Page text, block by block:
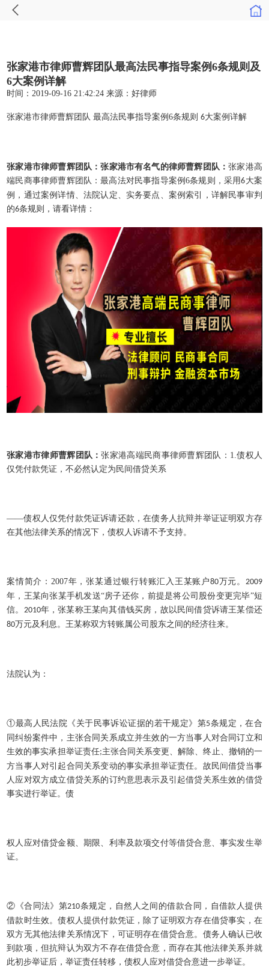
张家港市律师曹辉团队最高法民事指导案例6条规则及
6大案例详解
时间：2019-09-16 21:42:24 来源：好律师
张家港市律师曹辉团队 最高法民事指导案例6条规则6大案例详解
张家港市律师曹辉团队：张家港市有名气的律师曹辉团队：张家港高
端民商事律师曹辉团队：最高法对民事指导案例6条规则，采用6大案
例，通过案例详情、法院认定、实务要点、案例索引，详解民事审判
的6条规则，请看详情：
张家港市律师曹辉团队：张家港高端民商事律师曹辉团队： 1.债权人
仅凭付款凭证，不必然认定为民间借贷关系
——债权人仅凭付款凭证诉请还款，在债务人抗辩并举证证明双方存
在其他法律关系的情况下，债权人诉请不予支持。
案情简介： 2007年，张某通过银行转账汇入王某账户80万元。 2009
年，王某向张某手机发送“房子还你，前提是将公司股份变更完毕”短
信。 2010年，张某称王某向其借钱买房，故以民间借贷诉请王某偿还
80万元及利息。王某称双方转账属公司股东之间的经济往来。
法院认为：
①最高人民法院《关于民事诉讼证据的若干规定》第5条规定，在合
同纠纷案件中，主张合同关系成立并生效的一方当事人对合同订立和
生效的事实承担举证责任;主张合同关系变更、解除、终止、撤销的一
方当事人对引起合同关系变动的事实承担举证责任。故民间借贷当事
人应对双方成立借贷关系的订约意思表示及引起借贷关系生效的借贷
事实进行举证。债
权人应对借贷金额、期限、利率及款项交付等借贷合意、事实发生举
证。
②《合同法》第210条规定，自然人之间的借款合同，自借款人提供
借款时生效。债权人提供付款凭证，除了证明双方存在借贷事实，在
双方无其他法律关系情况下，可证明存在借贷合意。债务人确认已收
到款项，但抗辩认为双方不存在借贷合意，而存在其他法律关系并就
此初步举证后，举证责任转移，债权人应对借贷合意进一步举证。